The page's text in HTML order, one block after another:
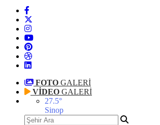
FOTO GALERİ
VİDEO GALERİ
27.5°
Sinop